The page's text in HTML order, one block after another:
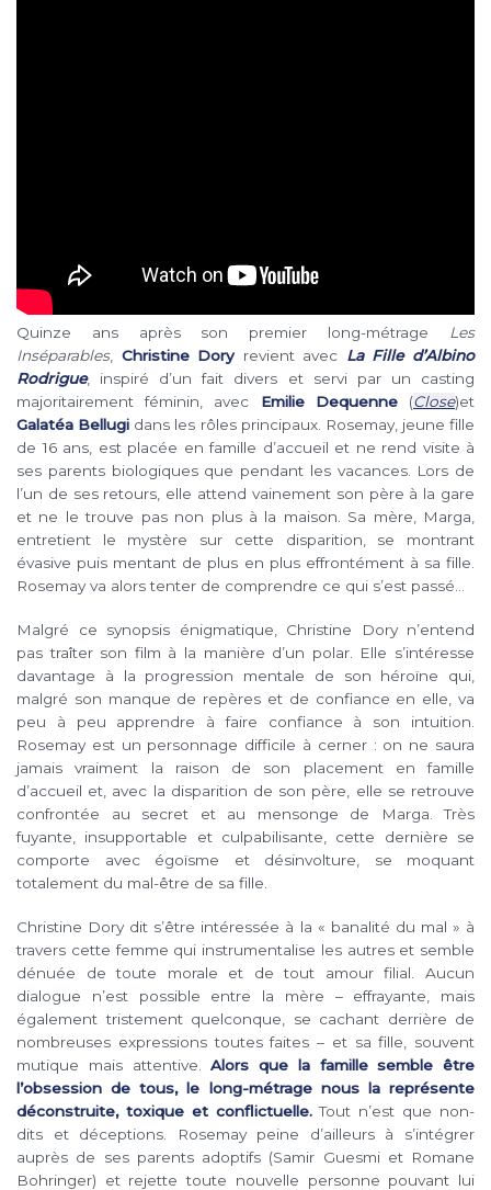
Quinze ans après son premier long-métrage
Les
Inséparables, Christine Doryrevient avec La Fille d’Albino
Rodrigue, inspiré d’un fait divers et servi par un casting
majoritairement féminin, avec Emilie Dequenne(Close)et
Galatéa Bellugi dans les rôles principaux. Rosemay, jeune fille
de 16 ans, est placée en famille d’accueil et ne rend visite à
ses parents biologiques que pendant les vacances. Lors de
l’un de ses retours, elle attend vainement son père à la gare
et ne le trouve pas non plus à la maison. Sa mère, Marga,
entretient le mystère sur cette disparition, se montrant
évasive puis mentant de plus en plus effrontément à sa fille.
Rosemay va alors tenter de comprendre ce qui s’est passé…
Malgré ce synopsis énigmatique, Christine Dory n’entend
pas traîter son film à la manière d’un polar. Elle s’intéresse
davantage à la progression mentale de son héroïne qui,
malgré son manque de repères et de confiance en elle, va
peu à peu apprendre à faire confiance à son intuition.
Rosemay est un personnage difficile à cerner : on ne saura
jamais vraiment la raison de son placement en famille
d’accueil et, avec la disparition de son père, elle se retrouve
confrontée au secret et au mensonge de Marga. Très
fuyante, insupportable et culpabilisante, cette dernière se
comporte avec égoïsme et désinvolture, se moquant
totalement du mal-être de sa fille.
Christine Dory dit s’être intéressée à la « banalité du mal » à
travers cette femme qui instrumentalise les autres et semble
dénuée de toute morale et de tout amour filial. Aucun
dialogue n’est possible entre la mère – effrayante, mais
également tristement quelconque, se cachant derrière de
nombreuses expressions toutes faites – et sa fille, souvent
mutique mais attentive.Alors que la famille semble être
l’obsession de tous, le long-métrage nous la représente
déconstruite, toxique et conflictuelle.Tout n’est que non-
dits et déceptions. Rosemay peine d’ailleurs à s’intégrer
auprès de ses parents adoptifs (Samir Guesmi et Romane
Bohringer) et rejette toute nouvelle personne pouvant lui